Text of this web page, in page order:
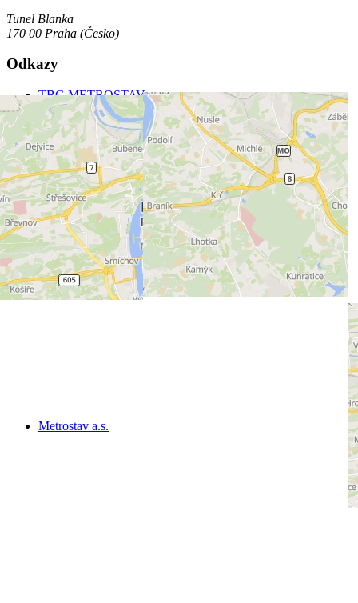
Tunel Blanka
170 00 Praha (Česko)
Odkazy
TBG METROSTAV s.r.o.
Metrostav a.s.